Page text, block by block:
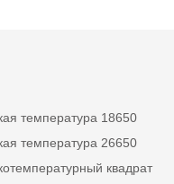
температура 18650
температура 26650
квадрат